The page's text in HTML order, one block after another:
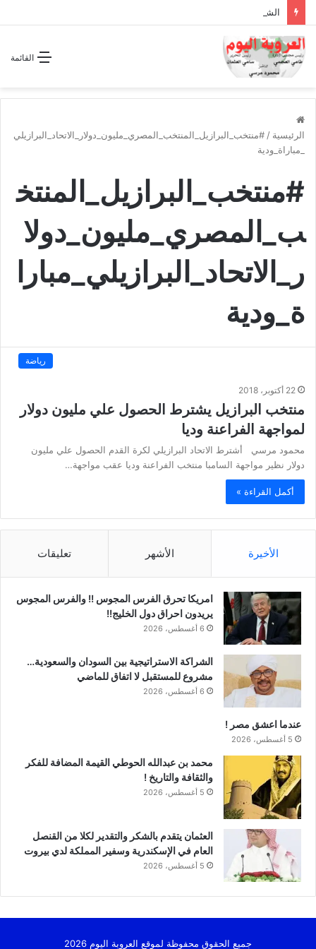
القائمة
الرئيسية / #منتخب_البرازيل_المنتخب_المصري_مليون_دولار_الاتحاد_البرازيلي
_مباراة_ودية
#منتخب_البرازيل_المنتخ
ب_المصري_مليون_دولا
ر_الاتحاد_البرازيلي_مبارا
ة_ودية
رياضة
22 أكتوبر، 2018
منتخب البرازيل يشترط الحصول علي مليون دولار
لمواجهة الفراعنة وديا
محمود مرسي أشترط الاتحاد البرازيلي لكرة القدم الحصول علي مليون
دولار نظير مواجهة السامبا منتخب الفراعنة وديا عقب مواجهة…
أكمل القراءة »
الأخيرة الأشهر تعليقات
امريكا تحرق الفرس المجوس !! والفرس المجوس
يريدون احراق دول الخليج!!
6 أغسطس، 2026
الشراكة الاستراتيجية بين السودان والسعودية…
مشروع للمستقبل لا اتفاق للماضي
6 أغسطس، 2026
عندما اعشق مصر !
5 أغسطس، 2026
محمد بن عبدالله الحوطي القيمة المضافة للفكر
والثقافة والتاريخ !
5 أغسطس، 2026
العثمان يتقدم بالشكر والتقدير لكلا من القنصل
العام في الإسكندرية وسفير المملكة لدي بيروت
5 أغسطس، 2026
جميع الحقوق محفوظة لموقع العروبة اليوم 2026